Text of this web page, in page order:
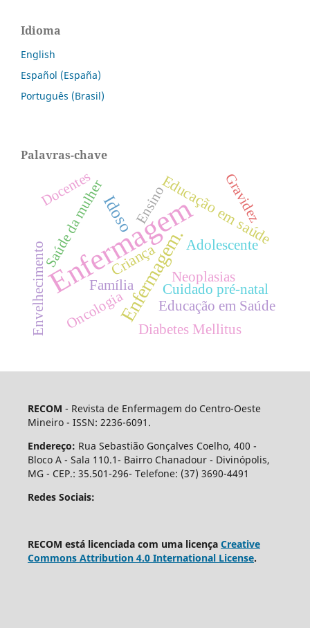
Idioma
English
Español (España)
Português (Brasil)
Palavras-chave
Enfermagem
Enfermagem.
Idoso
Criança
Educação em saúde
Cuidado pré-natal
Educação em Saúde
Envelhecimento
Saúde da mulher Adolescente
Família
Ensino
Neoplasias
Diabetes Mellitus
Oncologia
Docentes Gravidez
RECOM - Revista de Enfermagem do Centro-Oeste
Mineiro - ISSN: 2236-6091.
Endereço: Rua Sebastião Gonçalves Coelho, 400 -
Bloco A - Sala 110.1- Bairro Chanadour - Divinópolis,
MG - CEP.: 35.501-296- Telefone: (37) 3690-4491
Redes Sociais:
RECOM está licenciada com uma licença Creative
Commons Attribution 4.0 International License.